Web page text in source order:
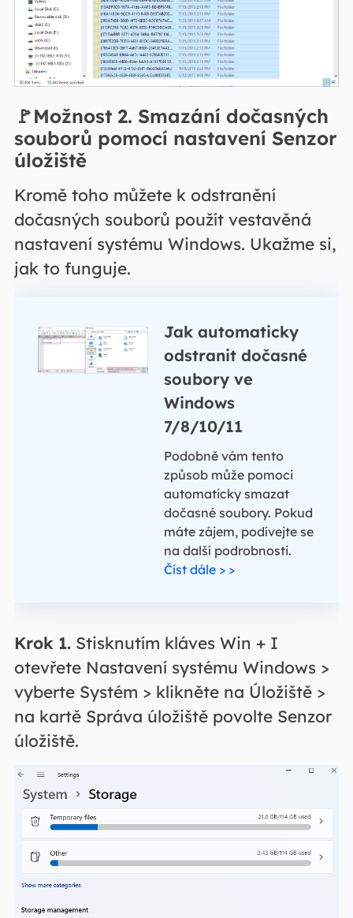
🚩Možnost 2. Smazání dočasných
souborů pomocí nastavení Senzor
úložiště
Kromě toho můžete k odstranění
dočasných souborů použít vestavěná
nastavení systému Windows. Ukažme si,
jak to funguje.
Jak automaticky
odstranit dočasné
soubory ve
Windows
7/8/10/11
Podobně vám tento
způsob může pomoci
automaticky smazat
dočasné soubory. Pokud
máte zájem, podívejte se
na další podrobnosti.
Číst dále > >
Krok 1.Stisknutím kláves Win + I
otevřete Nastavení systému Windows >
vyberte Systém > klikněte na Úložiště >
na kartě Správa úložiště povolte Senzor
úložiště.